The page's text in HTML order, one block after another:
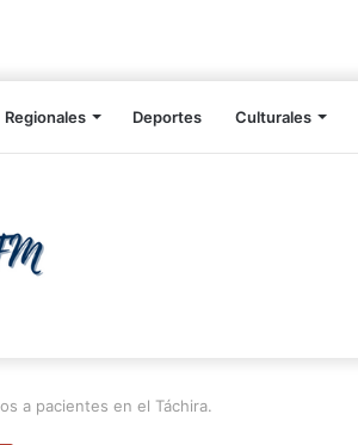
Regionales Deportes Culturales
a pacientes en el Táchira.